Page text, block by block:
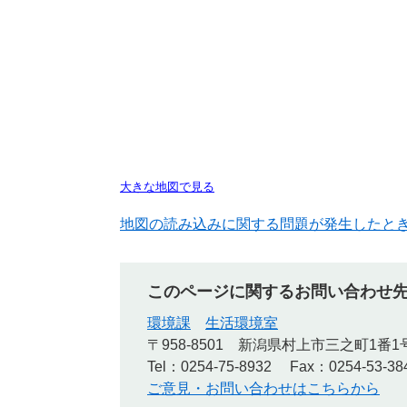
大きな地図で見る
地図の読み込みに関する問題が発生したとき
このページに関するお問い合わせ
環境課
生活環境室
〒958-8501
新潟県村上市三之町1番1
Tel：0254-75-8932
Fax：0254-53-
ご意見・お問い合わせはこちらから